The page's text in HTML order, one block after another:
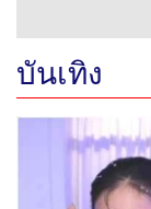
บันเทิง